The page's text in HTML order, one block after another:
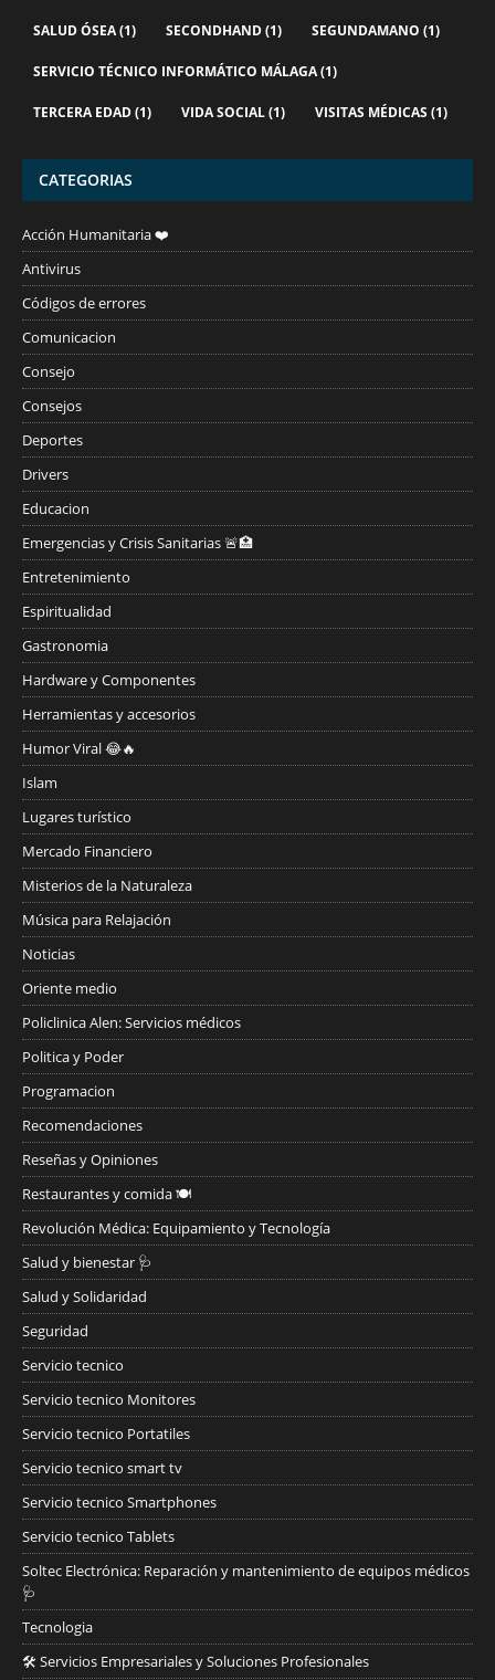
SALUD ÓSEA(1) SECONDHAND(1) SEGUNDAMANO (1)
SERVICIO TÉCNICO INFORMÁTICO MÁLAGA(1)
TERCERA EDAD(1) VIDA SOCIAL(1) VISITAS MÉDICAS (1)
CATEGORIAS
Acción Humanitaria ❤️
Antivirus
Códigos de errores
Comunicacion
Consejo
Consejos
Deportes
Drivers
Educacion
Emergencias y Crisis Sanitarias 🚨🏥
Entretenimiento
Espiritualidad
Gastronomia
Hardware y Componentes
Herramientas y accesorios
Humor Viral 😂🔥
Islam
Lugares turístico
Mercado Financiero
Misterios de la Naturaleza
Música para Relajación
Noticias
Oriente medio
Policlinica Alen: Servicios médicos
Politica y Poder
Programacion
Recomendaciones
Reseñas y Opiniones
Restaurantes y comida 🍽️
Revolución Médica: Equipamiento y Tecnología
Salud y bienestar 🩺
Salud y Solidaridad
Seguridad
Servicio tecnico
Servicio tecnico Monitores
Servicio tecnico Portatiles
Servicio tecnico smart tv
Servicio tecnico Smartphones
Servicio tecnico Tablets
Soltec Electrónica: Reparación y mantenimiento de equipos médicos
🩺
Tecnologia
🛠️ Servicios Empresariales y Soluciones Profesionales